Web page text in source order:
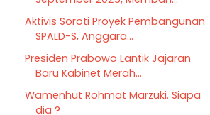
Aktivis Soroti Proyek Pembangunan
SPALD-S, Anggara...
Presiden Prabowo Lantik Jajaran
Baru Kabinet Merah...
Wamenhut Rohmat Marzuki. Siapa
dia ?